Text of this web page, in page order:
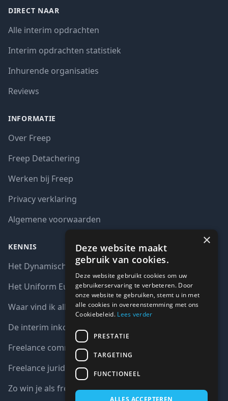
DIRECT NAAR
Alle interim opdrachten
Interim opdrachten statistiek
Inhurende organisaties
Reviews
INFORMATIE
Over Freep
Freep Detachering
Werken bij Freep
Privacy verklaring
Algemene voorwaarden
KENNIS
Het Dynamisch aankoopsysteem (DAS)
Het Uniform Europees Aanbestedingsdocument (UEA)
Waar vind ik alle interim opdrachten bij de overheid?
De interim inkoop markt in cijfers
Freelance communicatie vacatures
Freelance juridische vacatures
Zo win je als freelancer een aanbesteding
×
Deze website maakt
gebruik van cookies.
Deze website gebruikt cookies om uw
gebruikerservaring te verbeteren. Door
onze website te gebruiken, stemt u in met
alle cookies in overeenstemming met ons
Cookiebeleid. Lees verder
PRESTATIE
TARGETING
FUNCTIONEEL
ALLES ACCEPTEREN